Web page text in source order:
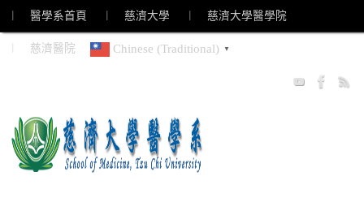
Skip
to
content
︱ 醫學系首頁 ︱ 慈濟大學 ︱ 慈濟大學醫學院
︱ 慈濟醫院 Chinese (Traditional) ▼